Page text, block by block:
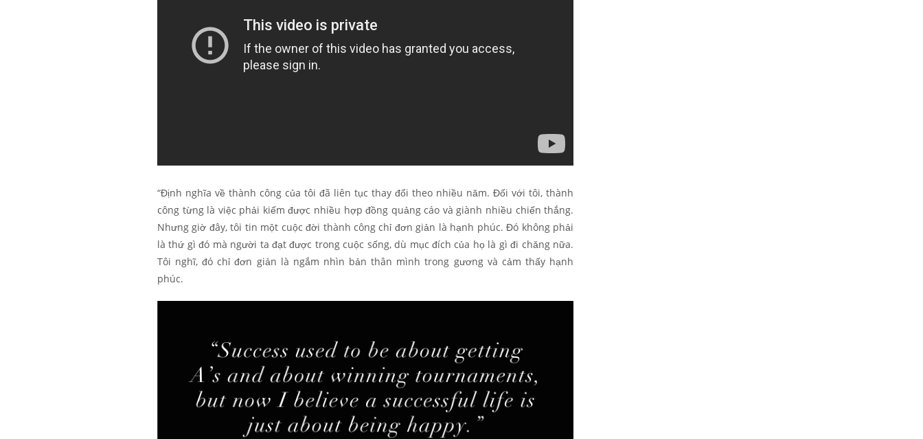
“Định nghĩa về thành công của tôi đã liên tục thay đổi theo nhiều năm. Đối với tôi, thành
công từng là việc phải kiếm được nhiều hợp đồng quảng cáo và giành nhiều chiến thắng.
Nhưng giờ đây, tôi tin một cuộc đời thành công chỉ đơn giản là hạnh phúc. Đó không phải
là thứ gì đó mà người ta đạt được trong cuộc sống, dù mục đích của họ là gì đi chăng nữa.
Tôi nghĩ, đó chỉ đơn giản là ngắm nhìn bản thân mình trong gương và cảm thấy hạnh
phúc.